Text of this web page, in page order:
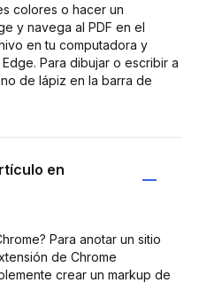
colores o hacer un
y navega al PDF en el
en tu computadora y
Para dibujar o escribir a
de lápiz en la barra de
en
Para anotar un sitio
de Chrome
crear un markup de